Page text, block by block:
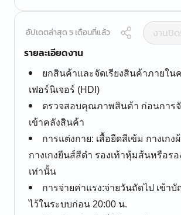
อัปเดตล่าสุด 5 เดือนที่แล้ว
งานปิ
รายละเอียดงาน
ยกสินค้าและจัดเรียงสินค้าภายใน
เฟอร์นิเจอร์ (HDI)
ตรวจสอบคุณภาพสินค้า ก่อนการ
เข้าคลังสินค้า
การแต่งกาย: เสื้อยืดสีเข้ม กางเก
กางเกงยีนส์สีดำ รองเท้าหุ้มส้นหรือรอ
เท่านั้น
การจ่ายค่าแรง:จ่ายวันถัดไป เข้า
ไว้ในระบบก่อน 20:00 น.